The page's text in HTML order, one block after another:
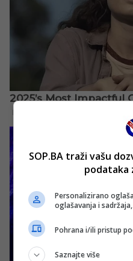
SOP.BA traži vašu
podataka
Personalizirano
oglašavanja i
Pohrana i/ili pristup
Saznajte više